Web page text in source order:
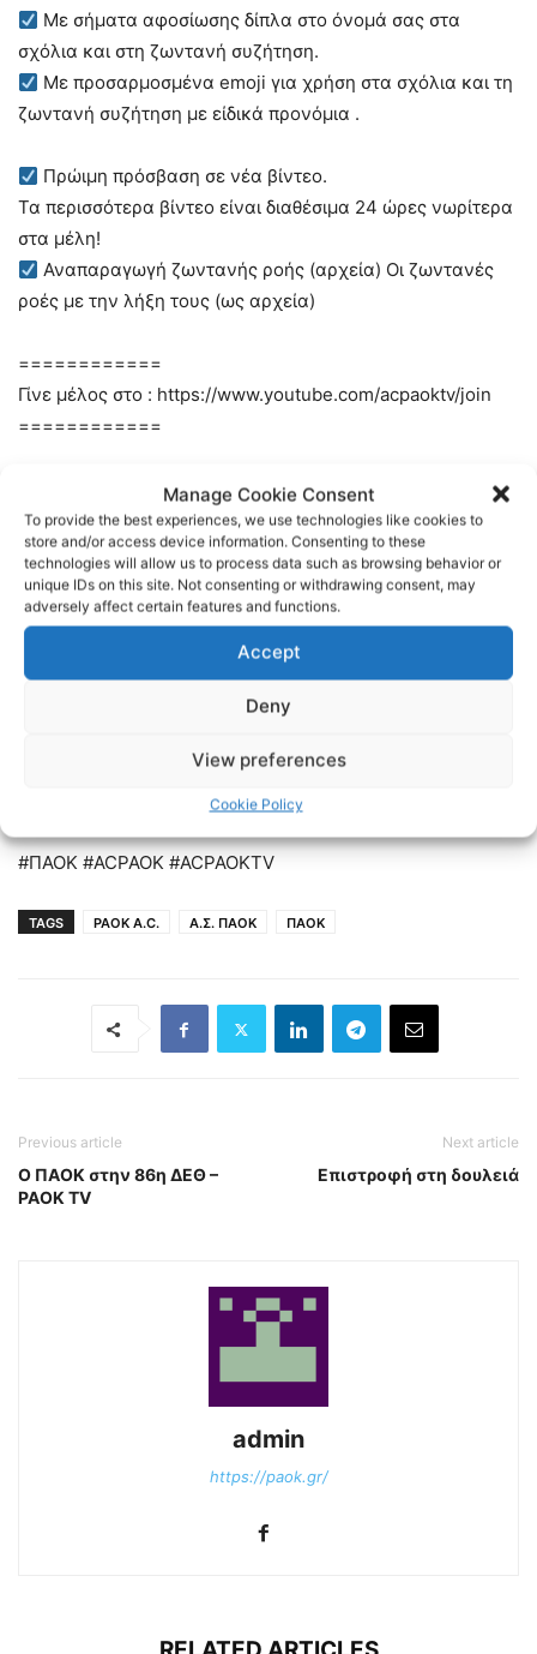
Manage Cookie Consent
To provide the best experiences, we use technologies like cookies to
store and/or access device information. Consenting to these
technologies will allow us to process data such as browsing behavior or
unique IDs on this site. Not consenting or withdrawing consent, may
adversely affect certain features and functions.
Accept
Deny
View preferences
Cookie Policy
Με σήματα αφοσίωσης δίπλα στο όνομά σας στα
σχόλια και στη ζωντανή συζήτηση.
Με προσαρμοσμένα emoji για χρήση στα σχόλια και τη
ζωντανή συζήτηση με είδικά προνόμια .
Πρώιμη πρόσβαση σε νέα βίντεο.
Τα περισσότερα βίντεο είναι διαθέσιμα 24 ώρες νωρίτερα
στα μέλη!
Αναπαραγωγή ζωντανής ροής (αρχεία) Οι ζωντανές
ροές με την λήξη τους (ως αρχεία)
============
Γίνε μέλος στο : https://www.youtube.com/acpaoktv/join
============
============
Κάνε την εγγραφή σου στο AC PAOK TV στο :
https://www.youtube.com/c/acpaoktv?sub_confirmation=1
http://www.acpaok.gr/
πρόσβαση σε προνόμια:
https://www.youtube.com/channel/
#ΠΑΟΚ #ACPAOK #ACPAOKTV
TAGS PAOK A.C. Α.Σ. ΠΑΟΚ ΠΑΟΚ
Previous article
Ο ΠΑΟΚ στην 86η ΔΕΘ –
PAOK TV
Next article
Επιστροφή στη δουλειά
admin
https://paok.gr/